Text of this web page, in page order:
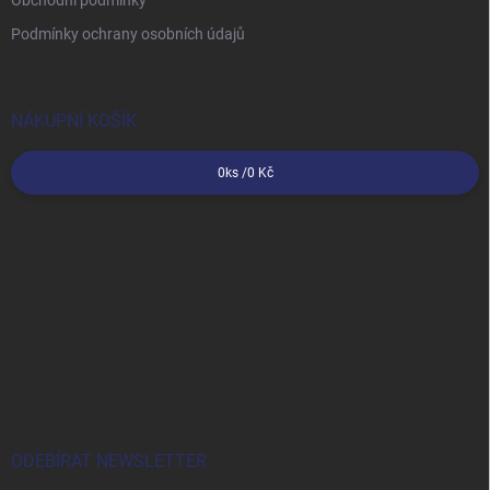
Podmínky ochrany osobních údajů
NÁKUPNÍ KOŠÍK
0 ks /0 Kč
ODEBÍRAT NEWSLETTER